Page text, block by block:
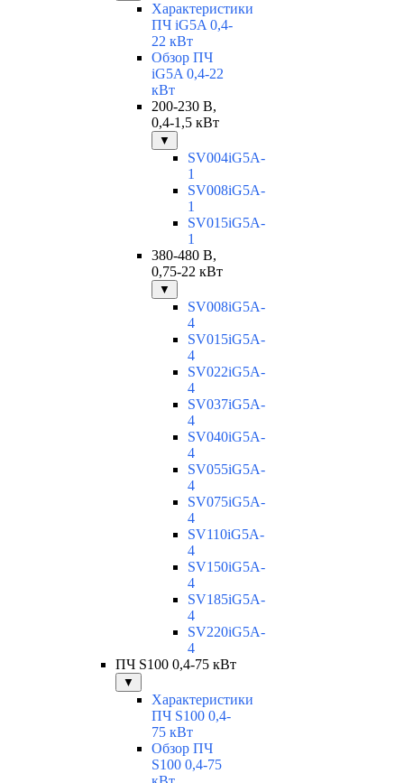
Характеристики
ПЧ iG5A 0,4-
22 кВт
Обзор ПЧ
iG5A 0,4-22
кВт
200-230 В,
0,4-1,5 кВт
▼
SV004iG5A-
1
SV008iG5A-
1
SV015iG5A-
1
380-480 В,
0,75-22 кВт
▼
SV008iG5A-
4
SV015iG5A-
4
SV022iG5A-
4
SV037iG5A-
4
SV040iG5A-
4
SV055iG5A-
4
SV075iG5A-
4
SV110iG5A-
4
SV150iG5A-
4
SV185iG5A-
4
SV220iG5A-
4
ПЧ S100 0,4-75 кВт
▼
Характеристики
ПЧ S100 0,4-
75 кВт
Обзор ПЧ
S100 0,4-75